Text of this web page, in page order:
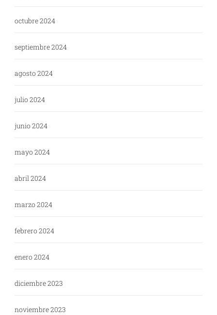
octubre 2024
septiembre 2024
agosto 2024
julio 2024
junio 2024
mayo 2024
abril 2024
marzo 2024
febrero 2024
enero 2024
diciembre 2023
noviembre 2023